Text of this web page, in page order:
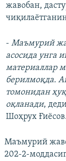
жавобан,
- Маъмурий
асосида унга
материаллар
берилмоқда.
томонидан
оқланади,
Шоҳрух
Маъмурий
202-2-